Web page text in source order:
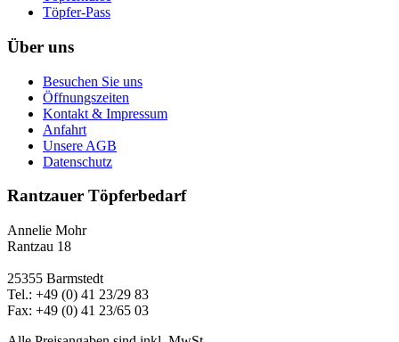
Töpfer-Pass
Über uns
Besuchen Sie uns
Öffnungszeiten
Kontakt & Impressum
Anfahrt
Unsere AGB
Datenschutz
Rantzauer Töpferbedarf
Annelie Mohr
Rantzau 18
25355 Barmstedt
Tel.: +49 (0) 41 23/29 83
Fax: +49 (0) 41 23/65 03